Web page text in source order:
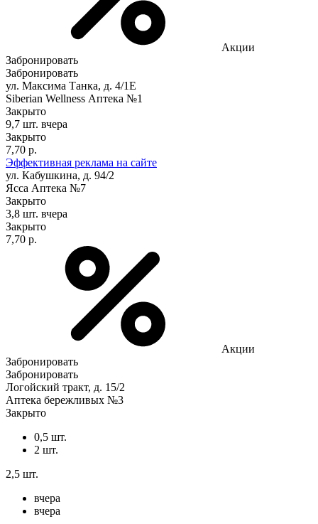
Акции
Забронировать
Забронировать
ул. Максима Танка, д. 4/1Е
Siberian Wellness Аптека №1
Закрыто
9,7 шт. вчера
Закрыто
7,70 р.
Эффективная реклама на сайте
ул. Кабушкина, д. 94/2
Ясса Аптека №7
Закрыто
3,8 шт. вчера
Закрыто
7,70 р.
Акции
Забронировать
Забронировать
Логойский тракт, д. 15/2
Аптека бережливых №3
Закрыто
0,5 шт.
2 шт.
2,5 шт.
вчера
вчера